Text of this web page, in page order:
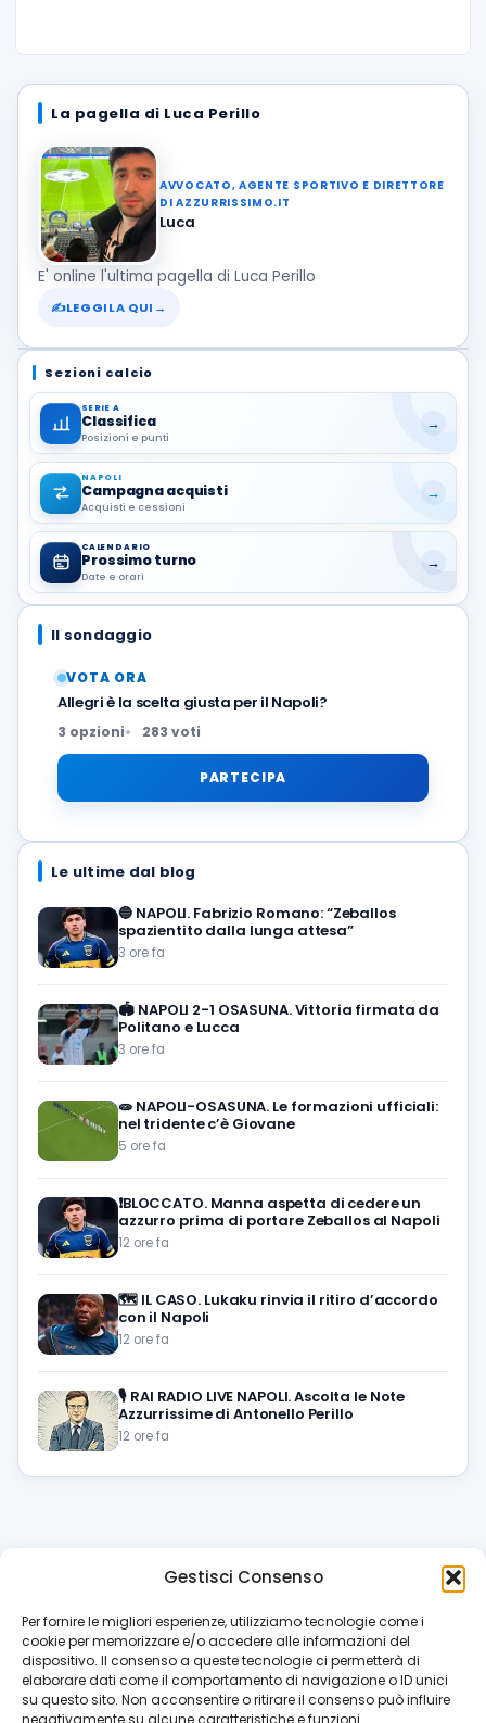
Gestisci Consenso
Per fornire le migliori esperienze, utilizziamo tecnologie come i
cookie per memorizzare e/o accedere alle informazioni del
dispositivo. Il consenso a queste tecnologie ci permetterà di
elaborare dati come il comportamento di navigazione o ID unici
su questo sito. Non acconsentire o ritirare il consenso può influire
negativamente su alcune caratteristiche e funzioni.
La pagella di Luca Perillo
AVVOCATO, AGENTE SPORTIVO E DIRETTORE
DI AZZURRISSIMO.IT
Luca
E' online l'ultima pagella di Luca Perillo
✍LEGGILA QUI →
Sezioni calcio
SERIE A
Classifica
Posizioni e punti
→
NAPOLI
Campagna acquisti
Acquisti e cessioni
→
CALENDARIO
Prossimo turno
Date e orari
→
Il sondaggio
VOTA ORA
Allegri è la scelta giusta per il Napoli?
3 opzioni 283 voti
PARTECIPA
Le ultime dal blog
🔵 NAPOLI. Fabrizio Romano: “Zeballos
spazientito dalla lunga attesa”
3 ore fa
🏟️ NAPOLI 2-1 OSASUNA. Vittoria firmata da
Politano e Lucca
3 ore fa
🧫 NAPOLI-OSASUNA. Le formazioni ufficiali:
nel tridente c’è Giovane
5 ore fa
❗️BLOCCATO. Manna aspetta di cedere un
azzurro prima di portare Zeballos al Napoli
12 ore fa
🗺️ IL CASO. Lukaku rinvia il ritiro d’accordo
con il Napoli
12 ore fa
🎙️ RAI RADIO LIVE NAPOLI. Ascolta le Note
Azzurrissime di Antonello Perillo
12 ore fa
azzurrissimo.it
Il blog di riferimento per i tifosi del Napoli. News, interviste,
pagelle e calciomercato. Testata giornalistica registrata
al Tribunale di Napoli (n. 48 dell’08/10/2012). Direttore Luca
Perillo